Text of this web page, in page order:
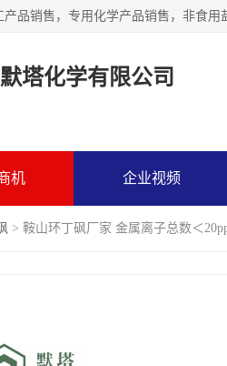
塔化学有限公司
机 企业视频
> 鞍山环丁砜厂家 金属离子总数＜